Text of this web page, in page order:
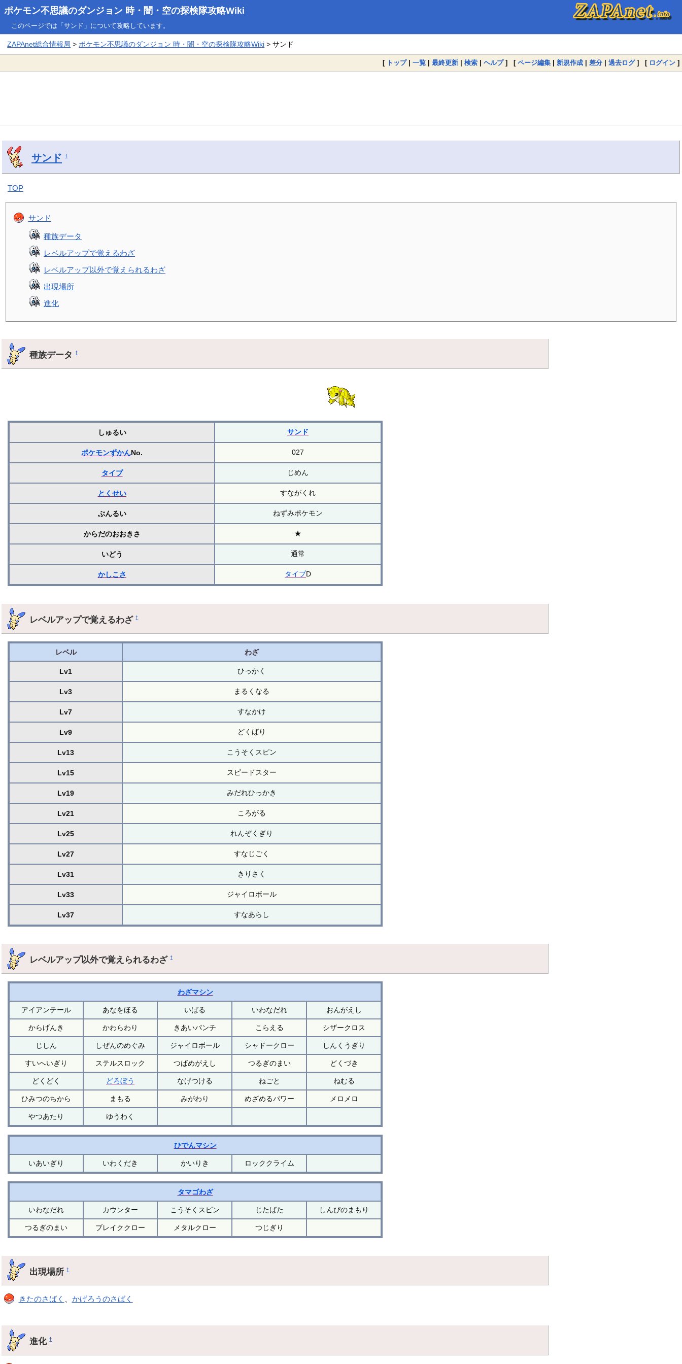
ポケモン不思議のダンジョン 時・闇・空の探検隊攻略Wiki
このページでは「サンド」について攻略しています。
ZAPAnet総合情報局 >ポケモン不思議のダンジョン 時・闇・空の探検隊攻略Wiki > サンド
[ トップ| 一覧 | 最終更新 | 検索 | ヘルプ] [ ページ編集 | 新規作成 | 差分 | 過去ログ] [ ログイン ]
サンド †
TOP
サンド
種族データ
レベルアップで覚えるわざ
レベルアップ以外で覚えられるわざ
出現場所
進化
種族データ†
しゅるい サンド
ポケモンずかんNo. 027
タイプ じめん
とくせい すながくれ
ぶんるい ねずみポケモン
からだのおおきさ ★
いどう 通常
かしこさ タイプD
レベルアップで覚えるわざ†
レベル わざ
Lv1 ひっかく
Lv3 まるくなる
Lv7 すなかけ
Lv9 どくばり
Lv13 こうそくスピン
Lv15 スピードスター
Lv19 みだれひっかき
Lv21 ころがる
Lv25 れんぞくぎり
Lv27 すなじごく
Lv31 きりさく
Lv33 ジャイロボール
Lv37 すなあらし
レベルアップ以外で覚えられるわざ†
わざマシン
アイアンテール あなをほる いばる いわなだれ おんがえし
からげんき かわらわり きあいパンチ こらえる シザークロス
じしん しぜんのめぐみ ジャイロボール シャドークロー しんくうぎり
すいへいぎり ステルスロック つばめがえし つるぎのまい どくづき
どくどく どろぼう なげつける ねごと ねむる
ひみつのちから まもる みがわり めざめるパワー メロメロ
やつあたり ゆうわく
ひでんマシン
いあいぎり いわくだき かいりき ロッククライム
タマゴわざ
いわなだれ カウンター こうそくスピン じたばた しんぴのまもり
つるぎのまい ブレイククロー メタルクロー つじぎり
出現場所†
きたのさばく かげろうのさばく
進化†